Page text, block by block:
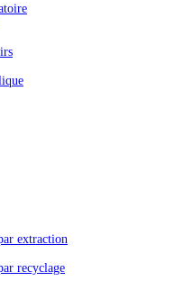
extraction
recyclage